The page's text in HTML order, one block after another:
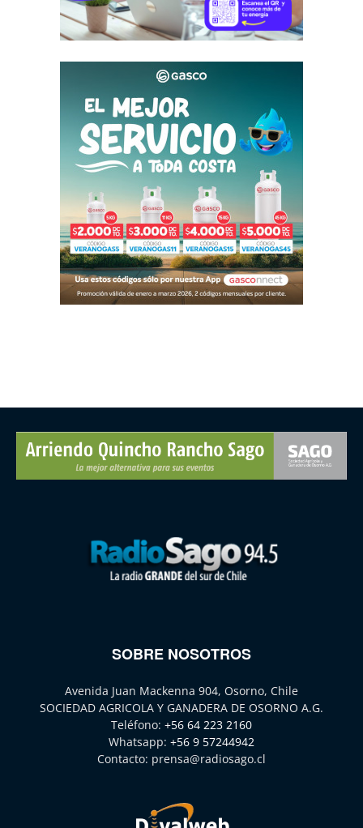
SOBRE NOSOTROS
Avenida Juan Mackenna 904, Osorno, Chile
SOCIEDAD AGRICOLA Y GANADERA DE OSORNO A.G.
Teléfono: +56 64 223 2160
Whatsapp: +56 9 57244942
Contacto: prensa@radiosago.cl